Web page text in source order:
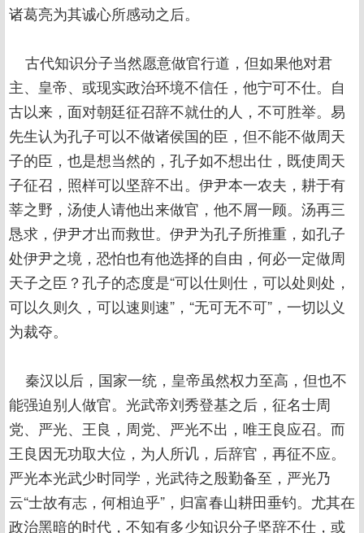
诸葛亮为其诚心所感动之后。
古代知识分子当然愿意做官行道，但如果他对君
主、皇帝、或现实政治环境不信任，他宁可不仕。自
古以来，面对朝廷征召辞不就仕的人，不可胜举。易
先生认为孔子可以不做诸侯国的臣，但不能不做周天
子的臣，也是想当然的，孔子如不想出仕，既使周天
子征召，照样可以坚辞不出。伊尹本一农夫，耕于有
莘之野，汤使人请他出来做官，他不屑一顾。汤再三
恳求，伊尹才出而救世。伊尹为孔子所推重，如孔子
处伊尹之境，恐怕也有他选择的自由，何必一定做周
天子之臣？孔子的态度是“可以仕则仕，可以处则处，
可以久则久，可以速则速”，“无可无不可”，一切以义
为裁夺。
秦汉以后，国家一统，皇帝虽然权力至高，但也不
能强迫别人做官。光武帝刘秀登基之后，征名士周
党、严光、王良，周党、严光不出，唯王良应召。而
王良因无功取大位，为人所讥，后辞官，再征不应。
严光本光武少时同学，光武待之殷勤备至，严光乃
云“士故有志，何相迫乎”，归富春山耕田垂钓。尤其在
政治黑暗的时代，不知有多少知识分子坚辞不仕，或